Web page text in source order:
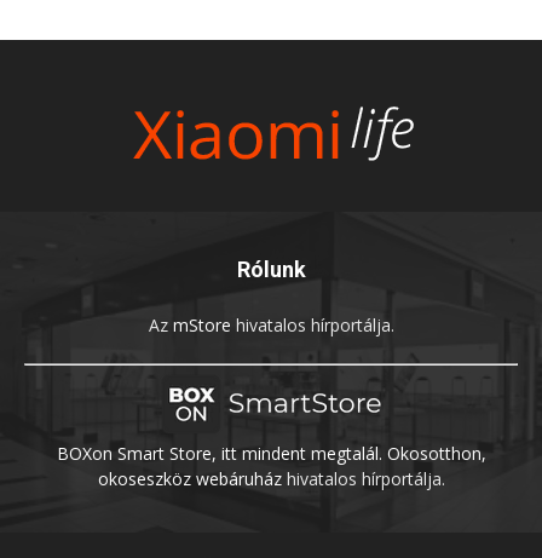
Rólunk
Az mStore hivatalos hírportálja.
BOXon Smart Store, itt mindent megtalál. Okosotthon,
okoseszköz webáruházhivatalos hírportálja.